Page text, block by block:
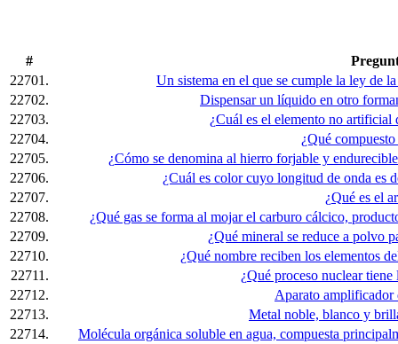
#
22701.
Un sistema en el que se cumple la ley de
22702.
Dispensar un líquido en otro
22703.
¿Cuál es el elemento no artificial
22704.
¿Qué
22705.
¿Cómo se denomina al hierro forjable y
22706.
¿Cuál es color cuyo longitud de onda es
22707.
¿Qué es el
22708.
¿Qué gas se forma al mojar el carburo cálcico,
22709.
¿Qué mineral se reduce a polvo
22710.
¿Qué nombre reciben los elementos
22711.
¿Qué proceso nuclear
22712.
Aparato amplificador
22713.
Metal noble, blanco y
22714.
Molécula orgánica soluble en agua, compuesta